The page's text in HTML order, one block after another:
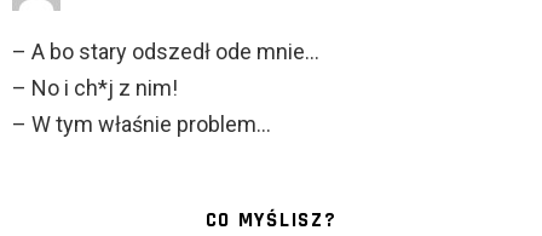
– A bo stary odszedł ode mnie…
– No i ch*j z nim!
– W tym właśnie problem…
CO MYŚLISZ?